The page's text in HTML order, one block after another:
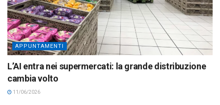
APPUNTAMENTI
L’AI entra nei supermercati: la grande distribuzione
cambia volto
11/06/2026